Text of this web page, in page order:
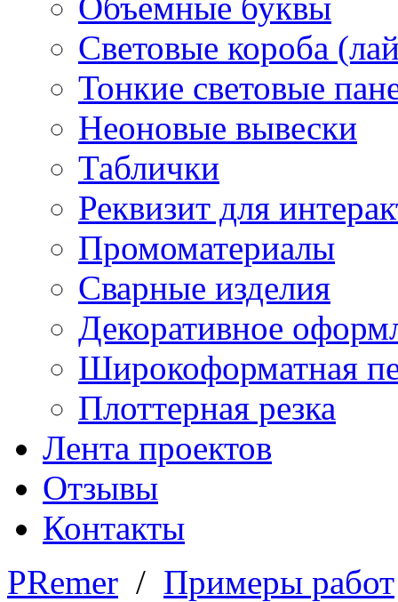
Световые короба
Тонкие световые
Неоновые вывески
Таблички
Реквизит для
Промоматериалы
Сварные изделия
Декоративное
Широкоформатная
Плоттерная резка
Лента проектов
Отзывы
Контакты
PRemer / Примеры работ